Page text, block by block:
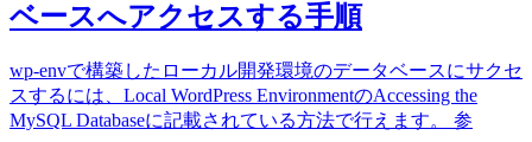
ベースへアクセスする手順
wp-envで構築したローカル開発環境のデータベースにサクセ
スするには、Local WordPress EnvironmentのAccessing the
MySQL Databaseに記載されている方法で行えます。 参